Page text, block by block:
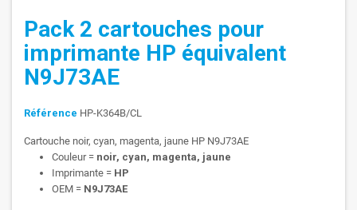
Pack 2 cartouches pour
imprimante HP équivalent
N9J73AE
Référence HP-K364B/CL
Cartouche noir, cyan, magenta, jaune HP N9J73AE
Couleur = noir, cyan, magenta, jaune
Imprimante = HP
OEM = N9J73AE